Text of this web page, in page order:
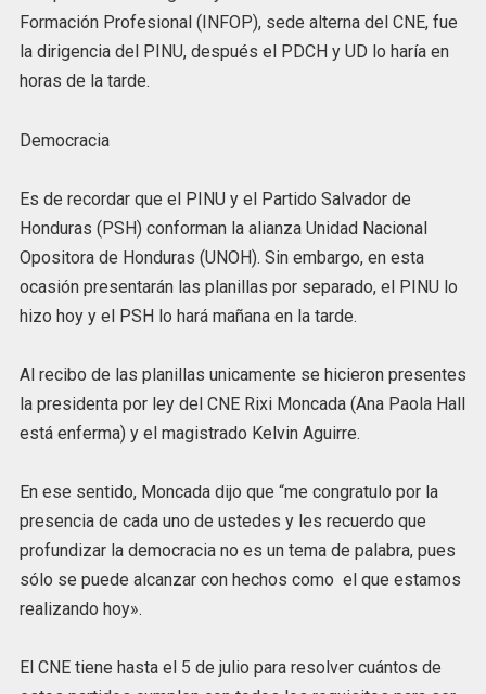
Formación Profesional (INFOP), sede alterna del CNE, fue
la dirigencia del PINU, después el PDCH y UD lo haría en
horas de la tarde.
Democracia
Es de recordar que el PINU y el Partido Salvador de
Honduras (PSH) conforman la alianza Unidad Nacional
Opositora de Honduras (UNOH). Sin embargo, en esta
ocasión presentarán las planillas por separado, el PINU lo
hizo hoy y el PSH lo hará mañana en la tarde.
Al recibo de las planillas unicamente se hicieron presentes
la presidenta por ley del CNE Rixi Moncada (Ana Paola Hall
está enferma) y el magistrado Kelvin Aguirre.
En ese sentido, Moncada dijo que “me congratulo por la
presencia de cada uno de ustedes y les recuerdo que
profundizar la democracia no es un tema de palabra, pues
sólo se puede alcanzar con hechos como el que estamos
realizando hoy».
El CNE tiene hasta el 5 de julio para resolver cuántos de